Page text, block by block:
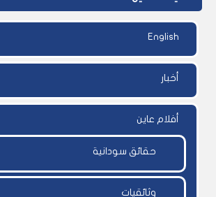
English
أخبار
أفلام عاين
حقائق سودانية
وثائقيات